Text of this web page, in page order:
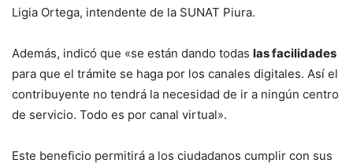
Ligia Ortega, intendente de la SUNAT Piura.
Además, indicó que «se están dando todas las facilidades
para que el trámite se haga por los canales digitales. Así el
contribuyente no tendrá la necesidad de ir a ningún centro
de servicio. Todo es por canal virtual».
Este beneficio permitirá a los ciudadanos cumplir con sus